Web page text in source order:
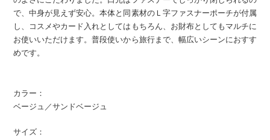
で、中身が見えず安心。本体と同素材のＬ字ファスナーポーチが付属
し、コスメやカード入れとしてはもちろん、お財布としてもマルチに
お使いいただけます。普段使いから旅行まで、幅広いシーンにおすす
めです。
カラー：
ベージュ／サンドベージュ
サイズ：